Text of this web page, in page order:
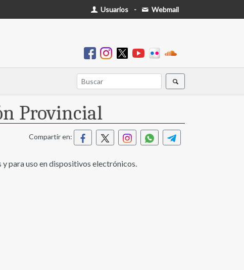
Usuarios - Webmail
Provincial
Compartir en:
para uso en dispositivos electrónicos.